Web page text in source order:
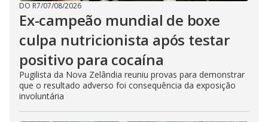
DO R7/07/08/2026
Ex-campeão mundial de boxe
culpa nutricionista após testar
positivo para cocaína
Pugilista da Nova Zelândia reuniu provas para demonstrar
que o resultado adverso foi consequência da exposição
involuntária